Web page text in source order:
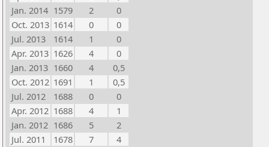
Jan. 2014 1579 2
0
Oct. 2013 1614 0
0
Jul. 2013
1614 1
0
Apr. 2013 1626 4
0
Jan. 2013 1660 4
0,5
Oct. 2012 1691 1
0,5
Jul. 2012
1688 0
0
Apr. 2012 1688 4
1
Jan. 2012 1686 5
2
Jul. 2011
1678 7
4